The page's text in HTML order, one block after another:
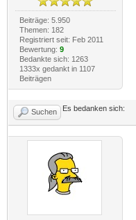
Beiträge: 5.950
Themen: 182
Registriert seit: Feb 2011
Bewertung: 9
Bedankte sich: 1263
1333x gedankt in 1107
Beiträgen
Suchen Es bedanken sich: